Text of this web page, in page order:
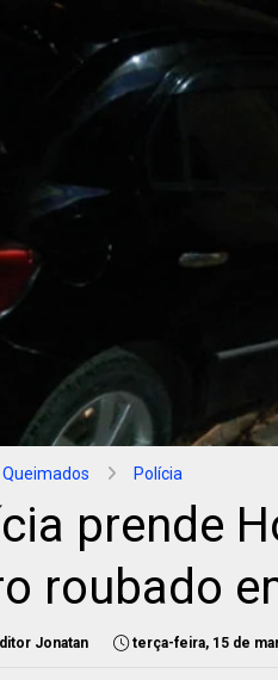
Queimados Polícia
prende
roubado
Jonatan terça-feira, 15 de